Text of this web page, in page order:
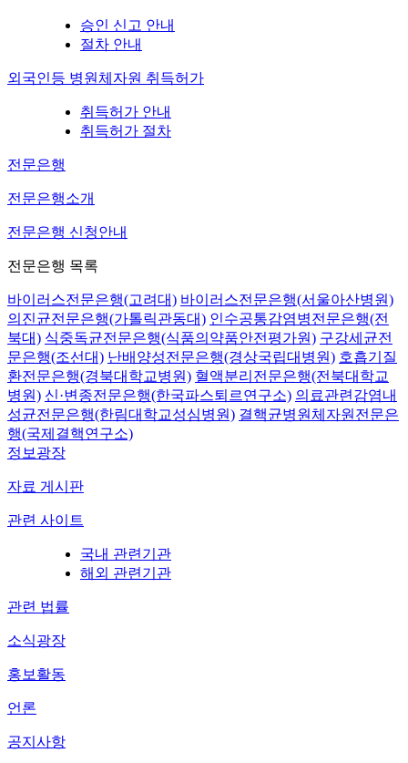
승인 신고 안내
절차 안내
외국인등 병원체자원 취득허가
취득허가 안내
취득허가 절차
전문은행
전문은행소개
전문은행 신청안내
전문은행 목록
바이러스전문은행(고려대) 바이러스전문은행(서울아산병원)
의진균전문은행(가톨릭관동대) 인수공통감염병전문은행(전
북대) 식중독균전문은행(식품의약품안전평가원) 구강세균전
문은행(조선대) 난배양성전문은행(경상국립대병원) 호흡기질
환전문은행(경북대학교병원) 혈액분리전문은행(전북대학교
병원) 신·변종전문은행(한국파스퇴르연구소) 의료관련감염내
성균전문은행(한림대학교성심병원) 결핵균병원체자원전문은
행(국제결핵연구소)
정보광장
자료 게시판
관련 사이트
국내 관련기관
해외 관련기관
관련 법률
소식광장
홍보활동
언론
공지사항